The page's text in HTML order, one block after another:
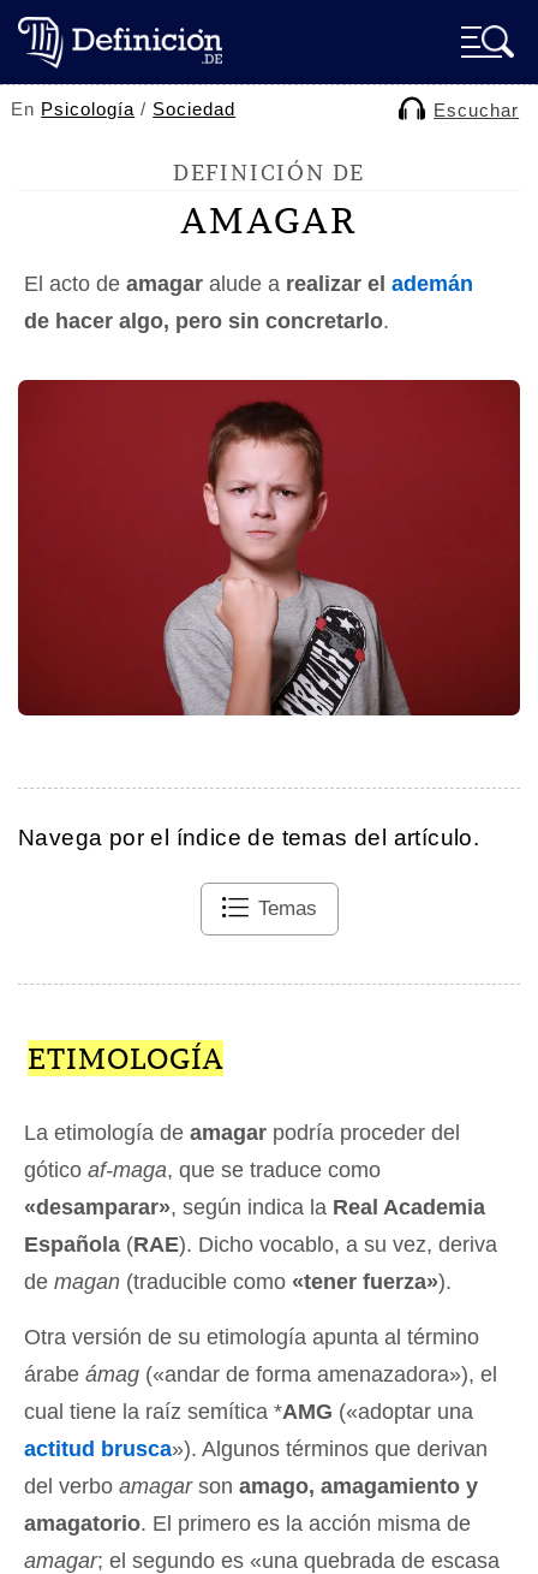
En Psicología / Sociedad Escuchar
DEFINICIÓN DE
AMAGAR
El acto de amagar alude a realizar el ademán
de hacer algo, pero sin concretarlo.
Navega por el índice de temas del artículo.
Temas
ETIMOLOGÍA
La etimología de amagar podría proceder del
gótico af-maga, que se traduce como
«desamparar», según indica la Real Academia
Española (RAE). Dicho vocablo, a su vez, deriva
de magan (traducible como «tener fuerza»).
Otra versión de su etimología apunta al término
árabe ámag («andar de forma amenazadora»), el
cual tiene la raíz semítica *AMG («adoptar una
actitud brusca»). Algunos términos que derivan
del verbo amagarson amago, amagamiento y
amagatorio. El primero es la acción misma de
amagar; el segundo es «una quebrada de escasa